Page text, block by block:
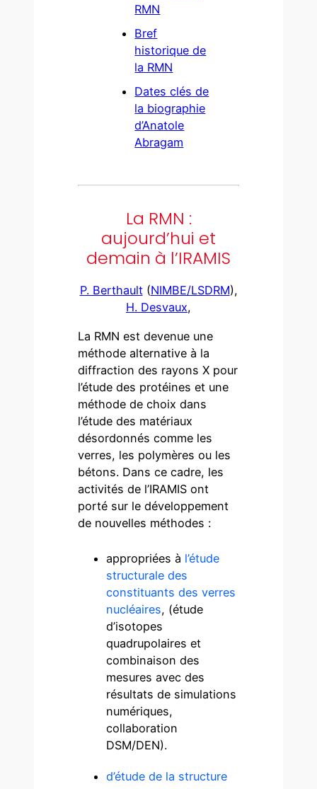
RMN
Bref
historique de
la RMN
Dates clés de
la biographie
d’Anatole
Abragam
La RMN :
aujourd’hui et
demain à l’IRAMIS
P. Berthault(NIMBE/LSDRM),
H. Desvaux,
La RMN est devenue une
méthode alternative à la
diffraction des rayons X pour
l’étude des protéines et une
méthode de choix dans
l’étude des matériaux
désordonnés comme les
verres, les polymères ou les
bétons. Dans ce cadre, les
activités de l’IRAMIS ont
porté sur le développement
de nouvelles méthodes :
appropriées à l’étude
structurale des
constituants des verres
nucléaires, (étude
d’isotopes
quadrupolaires et
combinaison des
mesures avec des
résultats de simulations
numériques,
collaboration
DSM/DEN).
d’étude de la structure